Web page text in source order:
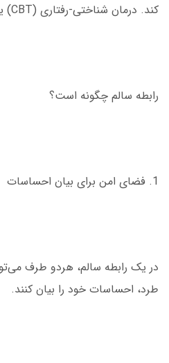
کند. درمان شناختی-رفتاری (CBT) یکی از مؤثرترین روش‌هاست.
رابطه سالم چگونه است؟
1. فضای امن برای بیان احساسات
در یک رابطه سالم، هردو طرف
طرد، احساسات خود را بیان کنند.